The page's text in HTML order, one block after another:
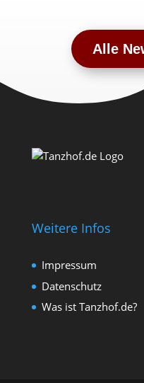
Alle
Weitere Infos
Impressum
Datenschutz
Was ist Tanzhof.de?